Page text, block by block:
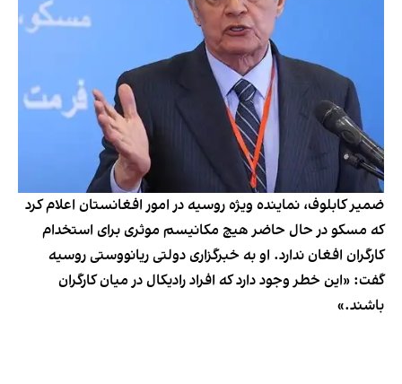
ضمیر کابلوف، نماینده ویژه روسیه در امور افغانستان اعلام کرد
که مسکو در حال حاضر هیچ مکانیسم موثری برای استخدام
کارگران افغان ندارد. او به خبرگزاری دولتی ریانووستی روسیه
گفت: «این خطر وجود دارد که افراد رادیکال در میان کارگران
باشند.»